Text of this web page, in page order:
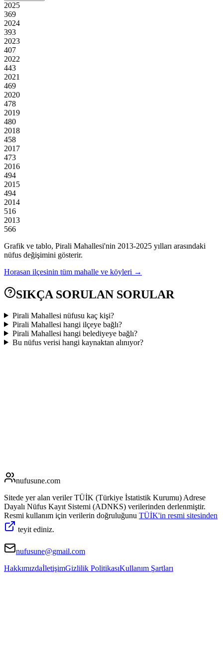
2025
369
2024
393
2023
407
2022
443
2021
469
2020
478
2019
480
2018
458
2017
473
2016
494
2015
494
2014
516
2013
566
Grafik ve tablo, Pirali Mahallesi'nin 2013-2025 yılları arasındaki
nüfus değişimini gösterir.
Horasan ilçesinin tüm mahalle ve köyleri →
SIKÇA SORULAN SORULAR
Pirali Mahallesi nüfusu kaç kişi?
Pirali Mahallesi hangi ilçeye bağlı?
Pirali Mahallesi hangi belediyeye bağlı?
Bu nüfus verisi hangi kaynaktan alınıyor?
nufusune.com
Sitede yer alan veriler TÜİK (Türkiye İstatistik Kurumu) Adrese
Dayalı Nüfus Kayıt Sistemi (ADNKS) verilerinden derlenmiştir.
Resmi kullanım için verilerin doğruluğunu TÜİK'in resmi sitesinden
teyit ediniz.
nufusune@gmail.com
HakkımızdaİletişimGizlilik PolitikasıKullanım Şartları